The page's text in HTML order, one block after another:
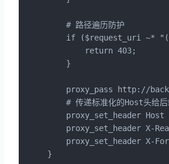
    # 路径遍历防护
if ($request_uri ~*
        return 403;
    }
proxy_pass http://
# 传递标准化的Host头给后
proxy_set_header Host
proxy_set_header X-
proxy_set_header X-
}